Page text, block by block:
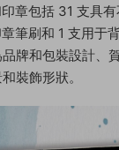
章包括 31 支具
筆刷和 1 支用于
牌和包裝設計、
裝飾形狀。